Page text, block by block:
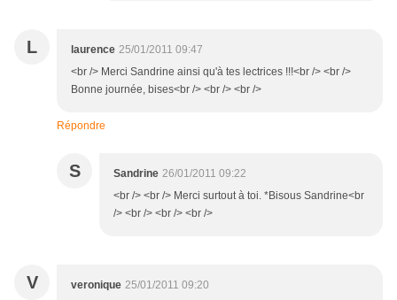
L laurence 25/01/2011 09:47
<br /> Merci Sandrine ainsi qu'à tes lectrices !!!<br /> <br />
Bonne journée, bises<br /> <br /> <br />
Répondre
S Sandrine 26/01/2011 09:22
<br /> <br /> Merci surtout à toi. *Bisous Sandrine<br
/> <br /> <br /> <br />
V veronique 25/01/2011 09:20